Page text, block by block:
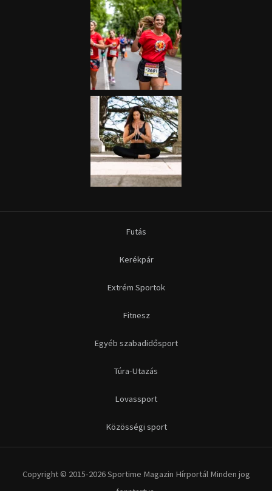
Futás
Kerékpár
Extrém Sportok
Fitnesz
Egyéb szabadidősport
Túra-Utazás
Lovassport
Közösségi sport
Copyright © 2015-2026 Sportime Magazin Hírportál Minden jog